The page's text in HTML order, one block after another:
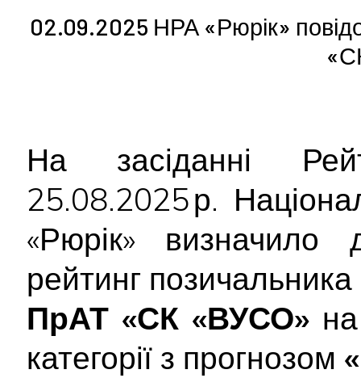
02.09.2025 НРА «Рюрік»
На засіданні
25.08.2025 р.
«Рюрік» визначило
рейтинг позичальника
ПрАТ «СК «ВУСО»
категорії з прогнозом